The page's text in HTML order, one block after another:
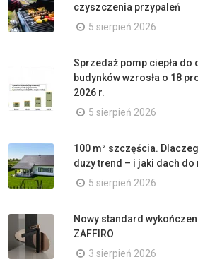
czyszczenia przypaleń
5 sierpień 2026
Sprzedaż pomp ciepła do
budynków wzrosła o 18
2026 r.
5 sierpień 2026
100 m² szczęścia.
duży trend – i jaki dach
5 sierpień 2026
Nowy standard
ZAFFIRO
3 sierpień 2026